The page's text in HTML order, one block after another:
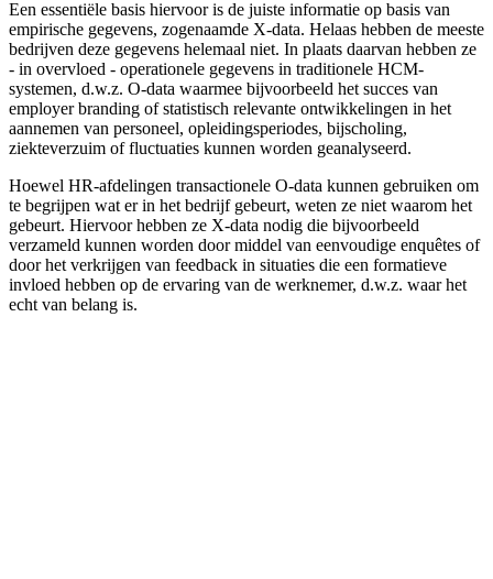
Een essentiële basis hiervoor is de juiste informatie op basis van
empirische gegevens, zogenaamde X-data. Helaas hebben de meeste
bedrijven deze gegevens helemaal niet. In plaats daarvan hebben ze
- in overvloed - operationele gegevens in traditionele HCM-
systemen, d.w.z. O-data waarmee bijvoorbeeld het succes van
employer branding of statistisch relevante ontwikkelingen in het
aannemen van personeel, opleidingsperiodes, bijscholing,
ziekteverzuim of fluctuaties kunnen worden geanalyseerd.
Hoewel HR-afdelingen transactionele O-data kunnen gebruiken om
te begrijpen wat er in het bedrijf gebeurt, weten ze niet waarom het
gebeurt. Hiervoor hebben ze X-data nodig die bijvoorbeeld
verzameld kunnen worden door middel van eenvoudige enquêtes of
door het verkrijgen van feedback in situaties die een formatieve
invloed hebben op de ervaring van de werknemer, d.w.z. waar het
echt van belang is.